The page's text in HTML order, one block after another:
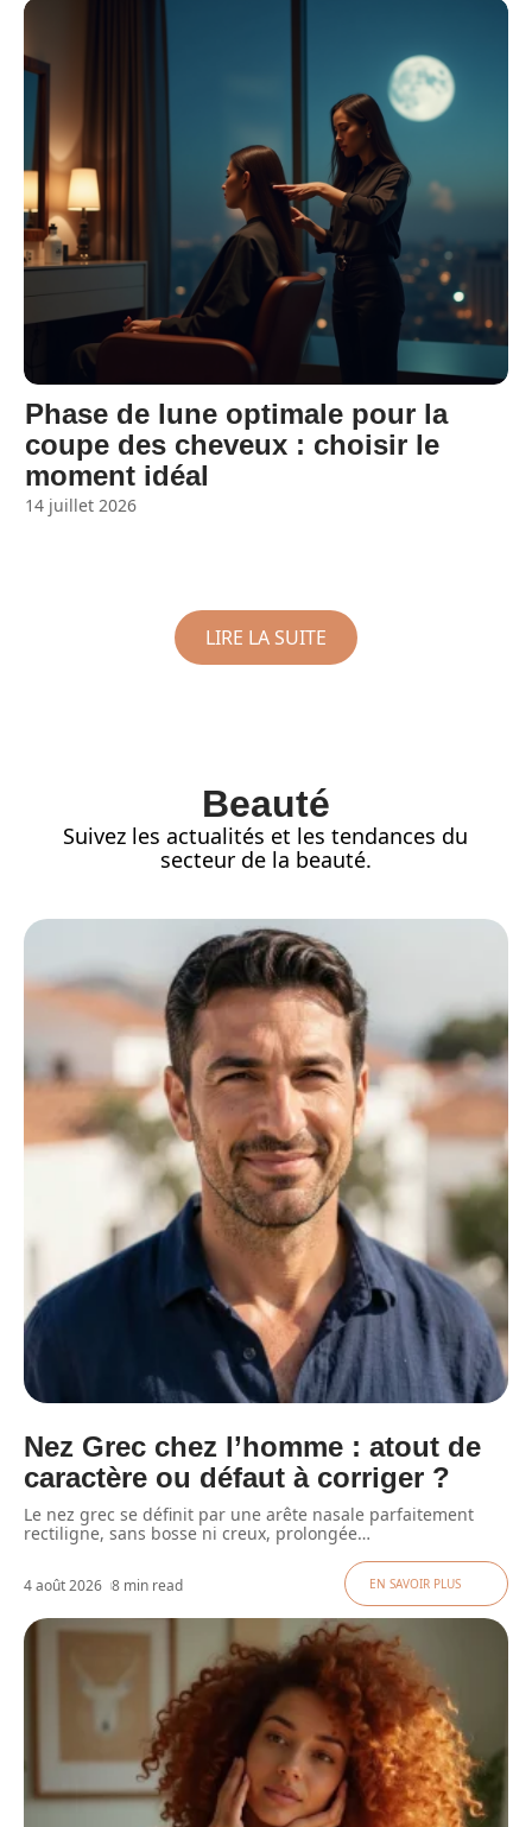
Phase de lune optimale pour la
coupe des cheveux : choisir le
moment idéal
14 juillet 2026
LIRE LA SUITE
Beauté
Suivez les actualités et les tendances du
secteur de la beauté.
Nez Grec chez l’homme : atout de
caractère ou défaut à corriger ?
Le nez grec se définit par une arête nasale parfaitement
rectiligne, sans bosse ni creux, prolongée…
4 août 2026 8 min read EN SAVOIR PLUS